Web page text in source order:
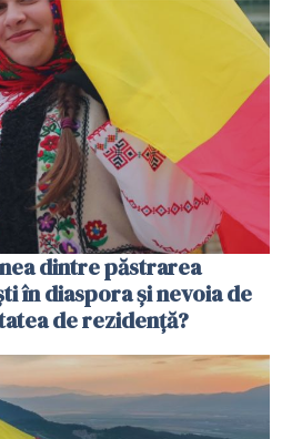
dintre păstrarea
în diaspora și nevoia de
de rezidență?